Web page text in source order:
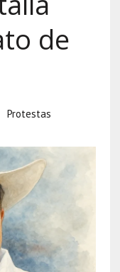
de
Protestas